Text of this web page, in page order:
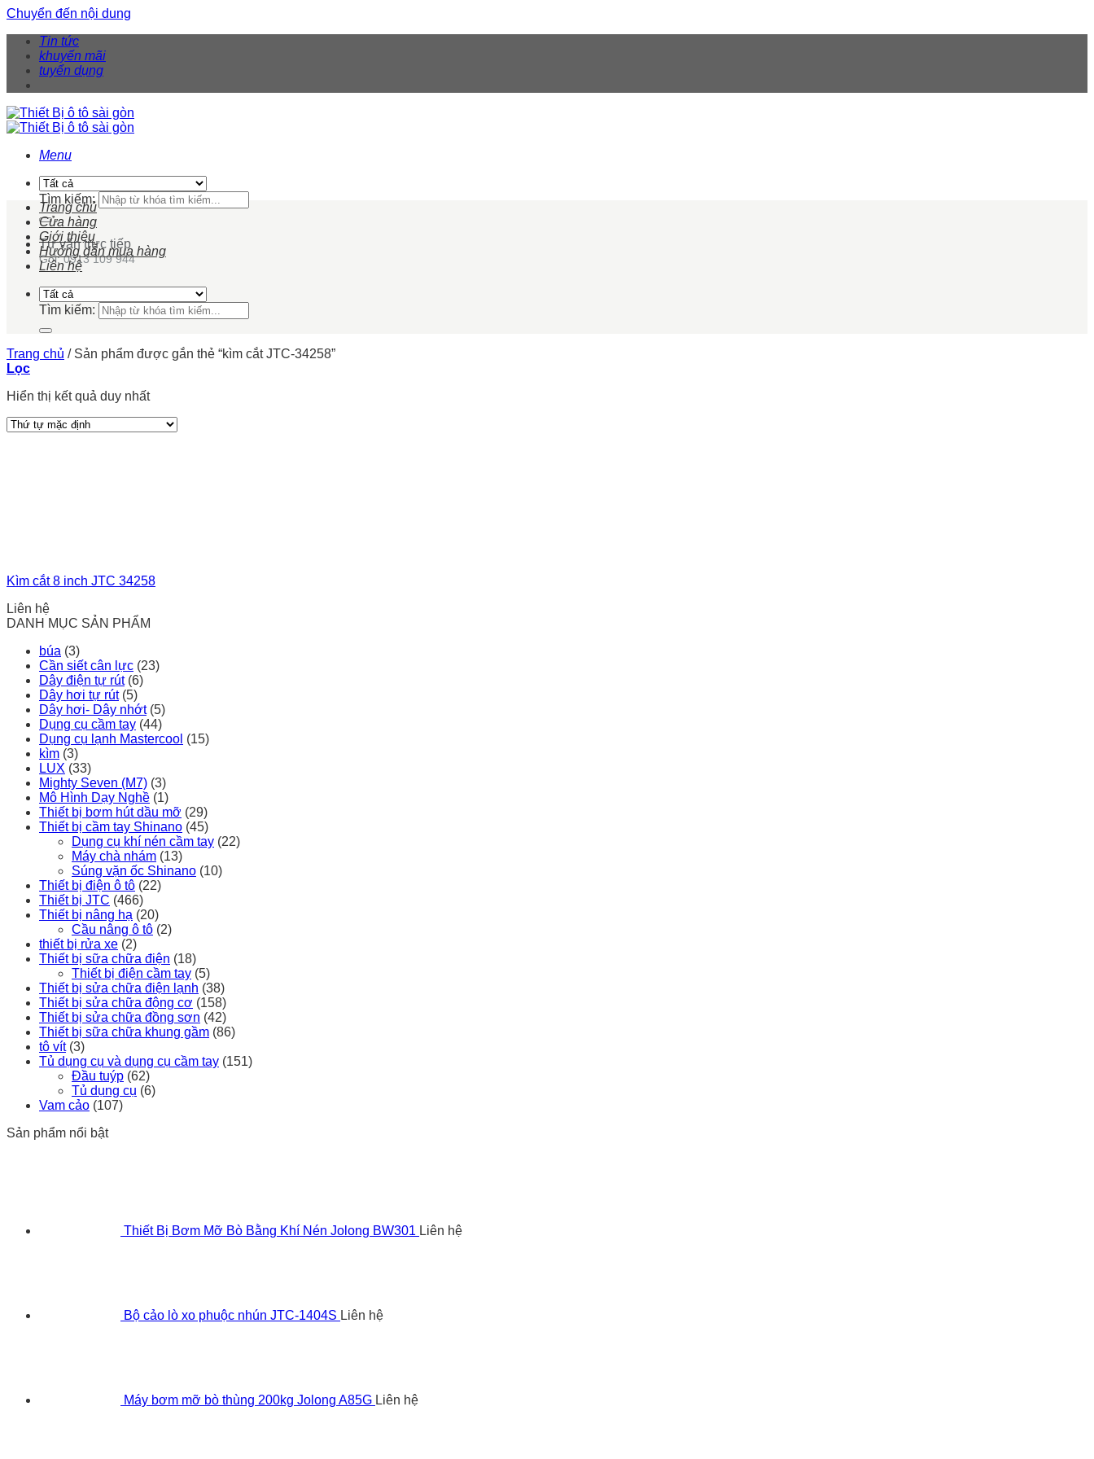
Chuyển đến nội dung
Tin tức
khuyến mãi
tuyển dụng
Menu
Tìm kiếm:
Tư vấn trực tiếp
Gọi: 0913 109 944
Trang chủ
Cửa hàng
Giới thiệu
Hướng dẫn mua hàng
Liên hệ
Tìm kiếm:
Trang chủ /Sản phẩm được gắn thẻ “kìm cắt JTC-34258”
Lọc
Hiển thị kết quả duy nhất
Kìm cắt 8 inch JTC 34258
Liên hệ
DANH MỤC SẢN PHẨM
búa (3)
Cần siết cân lực (23)
Dây điện tự rút (6)
Dây hơi tự rút (5)
Dây hơi- Dây nhớt (5)
Dụng cụ cầm tay (44)
Dụng cụ lạnh Mastercool (15)
kìm (3)
LUX (33)
Mighty Seven (M7) (3)
Mô Hình Dạy Nghề (1)
Thiết bị bơm hút dầu mỡ (29)
Thiết bị cầm tay Shinano (45)
Dụng cụ khí nén cầm tay (22)
Máy chà nhám (13)
Súng vặn ốc Shinano (10)
Thiết bị điện ô tô (22)
Thiết bị JTC (466)
Thiết bị nâng hạ (20)
Cầu nâng ô tô (2)
thiết bị rửa xe (2)
Thiết bị sữa chữa điện (18)
Thiết bị điện cầm tay (5)
Thiết bị sửa chữa điện lạnh (38)
Thiết bị sửa chữa động cơ (158)
Thiết bị sửa chữa đồng sơn (42)
Thiết bị sữa chữa khung gầm (86)
tô vít (3)
Tủ dụng cụ và dụng cụ cầm tay (151)
Đầu tuýp (62)
Tủ dụng cụ (6)
Vam cảo (107)
Sản phẩm nổi bật
Thiết Bị Bơm Mỡ Bò Bằng Khí Nén Jolong BW301 Liên hệ
Bộ cảo lò xo phuộc nhún JTC-1404S Liên hệ
Máy bơm mỡ bò thùng 200kg Jolong A85G Liên hệ